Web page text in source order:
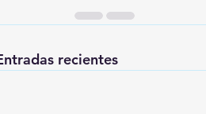
recientes